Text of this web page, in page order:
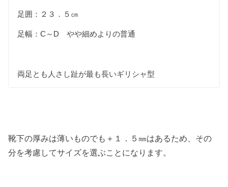
足囲：２３．５㎝
足幅：C～D やや細めよりの普通
両足とも人さし趾が最も長いギリシャ型
靴下の厚みは薄いものでも＋１．５㎜はあるため、その
分を考慮してサイズを選ぶことになります。